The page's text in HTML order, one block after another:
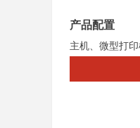
产品配置
主机、微型打